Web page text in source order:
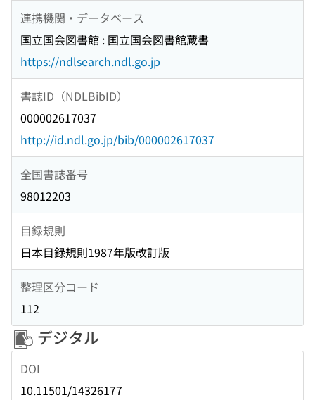
連携機関・データベース
国立国会図書館 : 国立国会図書館蔵書
https://ndlsearch.ndl.go.jp
書誌ID（NDLBibID）
000002617037
http://id.ndl.go.jp/bib/000002617037
全国書誌番号
98012203
目録規則
日本目録規則1987年版改訂版
整理区分コード
112
デジタル
DOI
10.11501/14326177